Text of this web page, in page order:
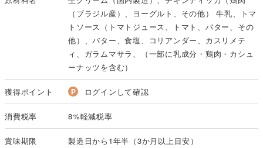
（ブラジル産）、ヨーグルト、その他） 牛乳、トマ
トソース（トマトジュース、トマト、バター、その
他）、バター、食塩、コリアンダー、カスリメテ
ィ、ガラムマサラ、（一部に乳成分・鶏肉・カシュ
ーナッツを含む）
獲得ポイント ログインして確認
消費税率 8%軽減税率
賞味期限 製造日から1年半（3か月以上目安）